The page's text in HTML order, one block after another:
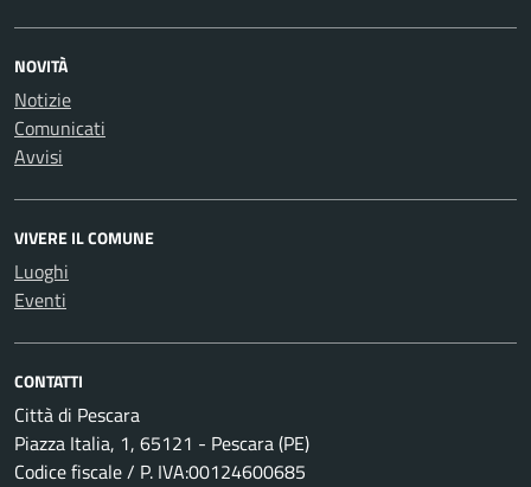
NOVITÀ
Notizie
Comunicati
Avvisi
VIVERE IL COMUNE
Luoghi
Eventi
CONTATTI
Città di Pescara
Piazza Italia, 1, 65121 - Pescara (PE)
Codice fiscale / P. IVA:00124600685